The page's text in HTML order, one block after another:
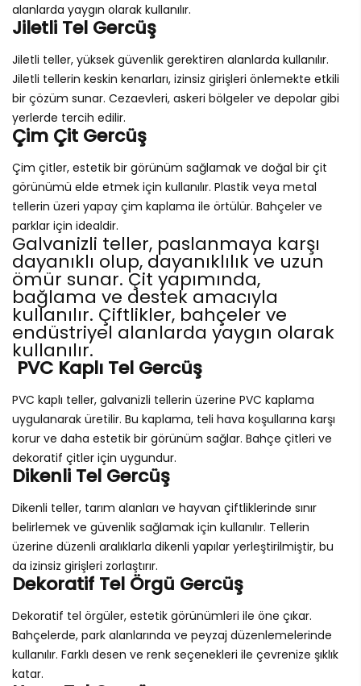
alanlarda yaygın olarak kullanılır.
Jiletli Tel Gercüş
Jiletli teller, yüksek güvenlik gerektiren alanlarda kullanılır.
Jiletli tellerin keskin kenarları, izinsiz girişleri önlemekte etkili
bir çözüm sunar. Cezaevleri, askeri bölgeler ve depolar gibi
yerlerde tercih edilir.
Çim Çit Gercüş
Çim çitler, estetik bir görünüm sağlamak ve doğal bir çit
görünümü elde etmek için kullanılır. Plastik veya metal
tellerin üzeri yapay çim kaplama ile örtülür. Bahçeler ve
parklar için idealdir.
Galvanizli teller, paslanmaya karşı
dayanıklı olup, dayanıklılık ve uzun
ömür sunar. Çit yapımında,
bağlama ve destek amacıyla
kullanılır. Çiftlikler, bahçeler ve
endüstriyel alanlarda yaygın olarak
kullanılır.
PVC Kaplı Tel Gercüş
PVC kaplı teller, galvanizli tellerin üzerine PVC kaplama
uygulanarak üretilir. Bu kaplama, teli hava koşullarına karşı
korur ve daha estetik bir görünüm sağlar. Bahçe çitleri ve
dekoratif çitler için uygundur.
Dikenli Tel Gercüş
Dikenli teller, tarım alanları ve hayvan çiftliklerinde sınır
belirlemek ve güvenlik sağlamak için kullanılır. Tellerin
üzerine düzenli aralıklarla dikenli yapılar yerleştirilmiştir, bu
da izinsiz girişleri zorlaştırır.
Dekoratif Tel Örgü Gercüş
Dekoratif tel örgüler, estetik görünümleri ile öne çıkar.
Bahçelerde, park alanlarında ve peyzaj düzenlemelerinde
kullanılır. Farklı desen ve renk seçenekleri ile çevrenize şıklık
katar.